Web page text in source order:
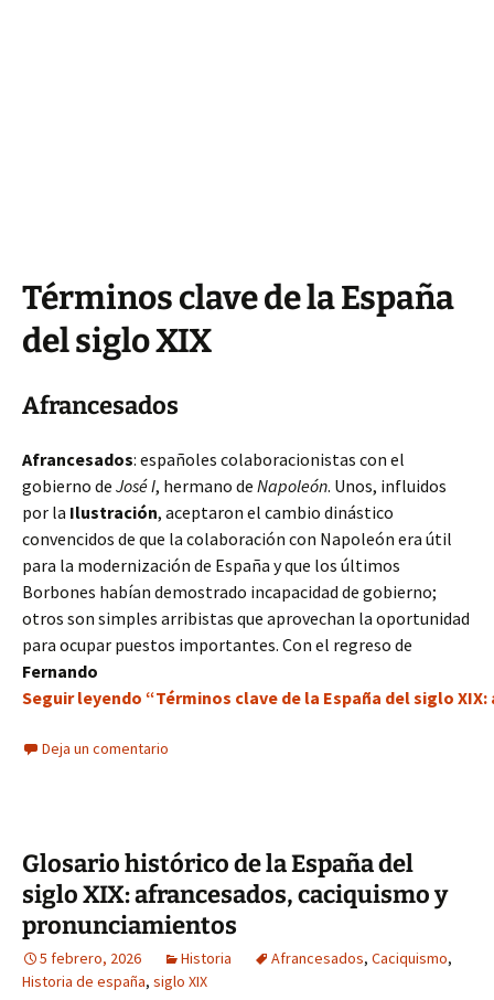
Términos clave de la España
del siglo XIX
Afrancesados
Afrancesados: españoles colaboracionistas con el
gobierno de José I, hermano de Napoleón. Unos, influidos
por la Ilustración, aceptaron el cambio dinástico
convencidos de que la colaboración con Napoleón era útil
para la modernización de España y que los últimos
Borbones habían demostrado incapacidad de gobierno;
otros son simples arribistas que aprovechan la oportunidad
para ocupar puestos importantes. Con el regreso de
Fernando
Seguir leyendo “Términos clave de la España del siglo
Deja un comentario
Glosario histórico de la España del
siglo XIX: afrancesados, caciquismo y
pronunciamientos
5 febrero, 2026 Historia Afrancesados, Caciquismo,
Historia de españa, siglo XIX